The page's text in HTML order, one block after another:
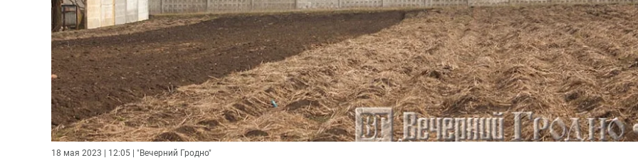
18 мая 2023 | 12:05 | "Вечерний Гродно"